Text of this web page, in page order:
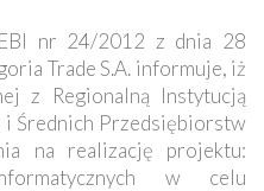
nr 24/2012 z dnia 28
Trade S.A. informuje, iż
z Regionalną Instytucją
i Średnich Przedsiębiorstw
na realizację projektu:
w celu